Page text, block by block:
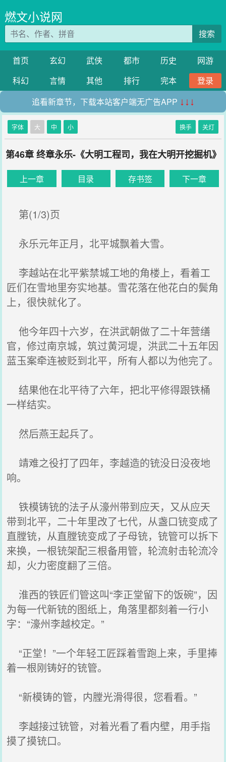
燃文小说网
搜索
首页 玄幻 武侠 都市 历史
网游
科幻
言情 其他 排行 完本
登录
追看新章节，下载本站客户端无广告APP ↓↓↓
字体 大 中 小 换手 关灯
第46章 终章永乐-《大明工程司，我在大明开挖掘机》
上一章 目录 存书签 下一章
第(1/3)页
永乐元年正月，北平城飘着大雪。
李越站在北平紫禁城工地的角楼上，看着工
匠们在雪地里夯实地基。雪花落在他花白的鬓角
上，很快就化了。
他今年四十六岁，在洪武朝做了二十年营缮
官，修过南京城，筑过黄河堤，洪武二十五年因
蓝玉案牵连被贬到北平，所有人都以为他完了。
结果他在北平待了六年，把北平修得跟铁桶
一样结实。
然后燕王起兵了。
靖难之役打了四年，李越造的铳没日没夜地
响。
铁模铸铳的法子从濠州带到应天，又从应天
带到北平，二十年里改了七代，从盏口铳变成了
直膛铳，从直膛铳变成了子母铳，铳管可以拆下
来换，一根铳架配三根备用管，轮流射击轮流冷
却，火力密度翻了三倍。
淮西的铁匠们管这叫“李正堂留下的饭碗”，因
为每一代新铳的图纸上，角落里都刻着一行小
字：“濠州李越校定。”
“正堂！”一个年轻工匠踩着雪跑上来，手里捧
着一根刚铸好的铳管。
“新模铸的管，内膛光滑得很，您看看。”
李越接过铳管，对着光看了看内壁，用手指
摸了摸铳口。